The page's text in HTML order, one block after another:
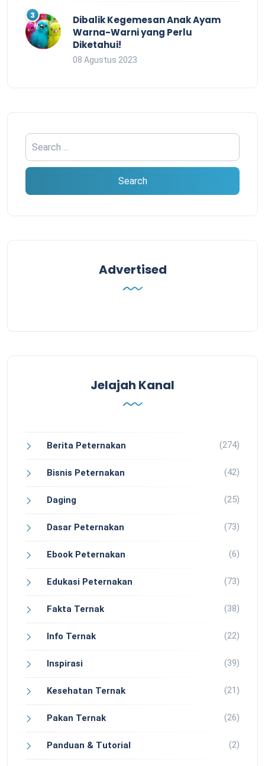
Dibalik Kegemesan Anak Ayam
Warna-Warni yang Perlu
Diketahui!
08 Agustus 2023
Advertised
Jelajah Kanal
Berita Peternakan (274)
Bisnis Peternakan (42)
Daging (25)
Dasar Peternakan (73)
Ebook Peternakan (6)
Edukasi Peternakan (73)
Fakta Ternak (38)
Info Ternak (22)
Inspirasi (39)
Kesehatan Ternak (21)
Pakan Ternak (26)
Panduan & Tutorial (2)